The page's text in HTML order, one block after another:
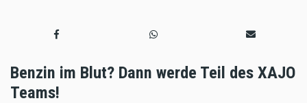
Benzin im Blut? Dann werde Teil des XAJO
Teams!